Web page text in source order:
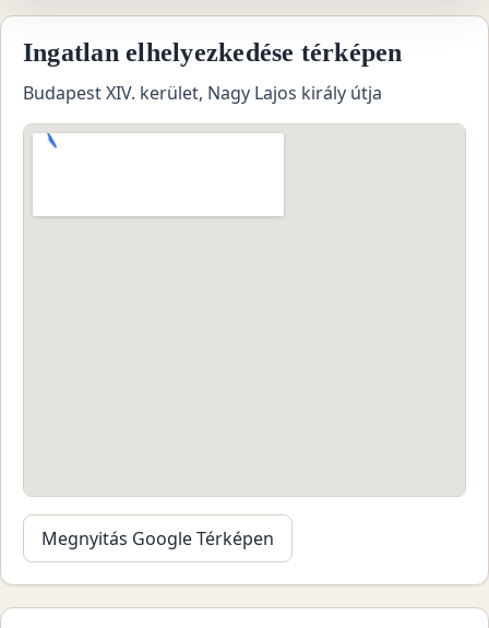
Ingatlan elhelyezkedése térképen
Budapest XIV. kerület, Nagy Lajos király útja
Megnyitás Google Térképen